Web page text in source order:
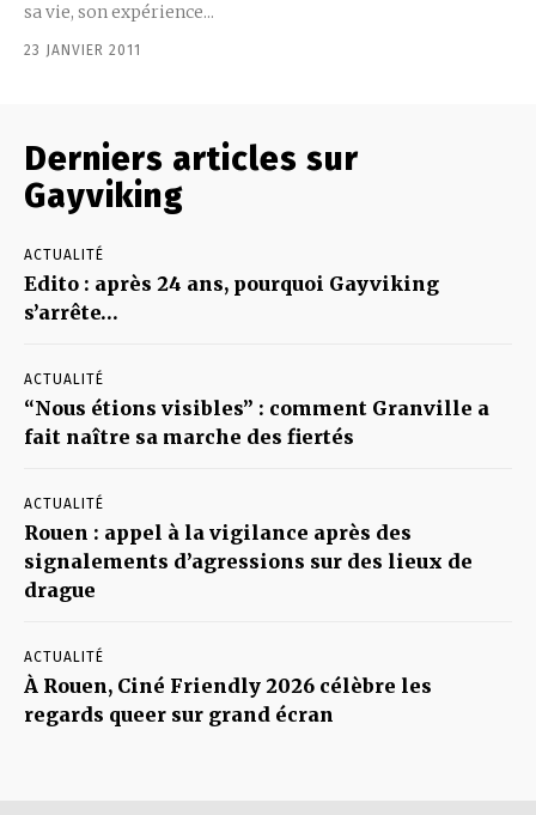
sa vie, son expérience...
23 JANVIER 2011
Derniers articles sur
Gayviking
ACTUALITÉ
Edito : après 24 ans, pourquoi Gayviking
s’arrête…
ACTUALITÉ
“Nous étions visibles” : comment Granville a
fait naître sa marche des fiertés
ACTUALITÉ
Rouen : appel à la vigilance après des
signalements d’agressions sur des lieux de
drague
ACTUALITÉ
À Rouen, Ciné Friendly 2026 célèbre les
regards queer sur grand écran